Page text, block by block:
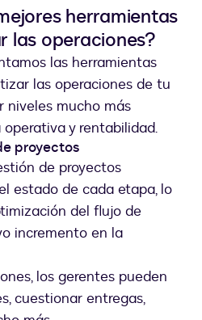
herramientas
las operaciones?
las herramientas
las operaciones de tu
niveles mucho más
y rentabilidad.
proyectos
de proyectos
estado de cada etapa, lo
del flujo de
incremento en la
los gerentes pueden
cuestionar entregas,